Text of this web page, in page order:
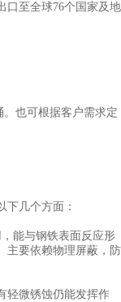
口至全球76个国家及地
也可根据客户需求定
下几个方面：
，能与钢铁表面反应形
主要依赖物理屏蔽，防
轻微锈蚀仍能发挥作